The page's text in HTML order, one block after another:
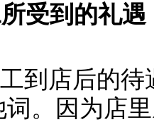
受到的礼遇
到店后的待
。因为店